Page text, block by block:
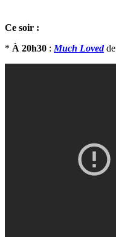
Ce soir :
* À 20h30 : Much Lovedde